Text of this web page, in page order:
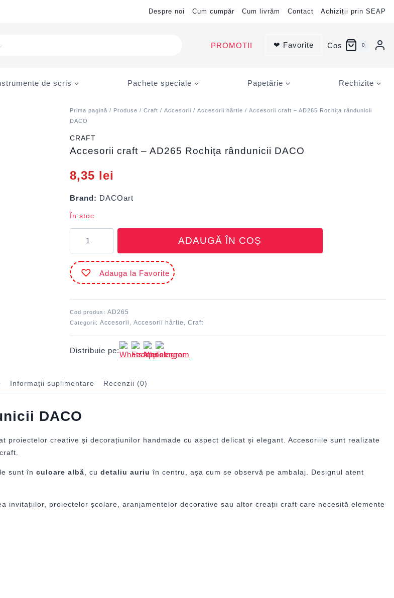
Despre noi Cum cumpăr Cum livrăm Contact Achiziții prin SEAP
PROMOTII ❤ Favorite Cos 0
de scris Pachete speciale Papetărie Rechizite
Prima pagină / Produse /Craft /Accesorii /Accesorii hârtie / Accesorii craft – AD265 Rochița rândunicii
DACO
CRAFT
Accesorii craft – AD265 Rochița rândunicii DACO
8,35 lei
Brand: DACOart
În stoc
Accesorii
craft
-
AD265
Rochița
ADAUGĂ ÎN COȘ
Adauga la Favorite
Cod produs:AD265
Categorii:Accesorii ,Accesorii hârtie ,Craft
Distribuie pe:
Informații suplimentare Recenzii (0)
DACO
proiectelor creative și decorațiunilor handmade cu aspect delicat și elegant. Accesoriile sunt realizate
sunt în culoare albă , cu detaliu auriu în centru, așa cum se observă pe ambalaj. Designul atent
invitațiilor, proiectelor școlare, aranjamentelor decorative sau altor creații craft care necesită elemente